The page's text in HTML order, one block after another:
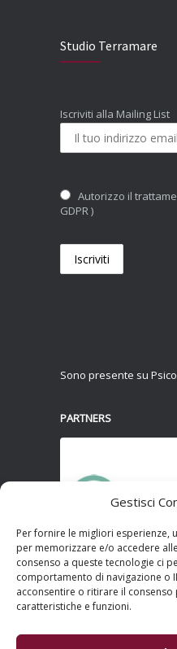
Gestisci
Per fornire le migliori esperienze,
per memorizzare e/o accedere
consenso a queste tecnologie ci
comportamento di navigazione o
acconsentire o ritirare il
caratteristiche e funzioni.
8 AGOSTO 2018
Studio Terramare
Iscriviti alla Mailing List
Autorizzo il
GDPR )
Sono presente su
PARTNERS